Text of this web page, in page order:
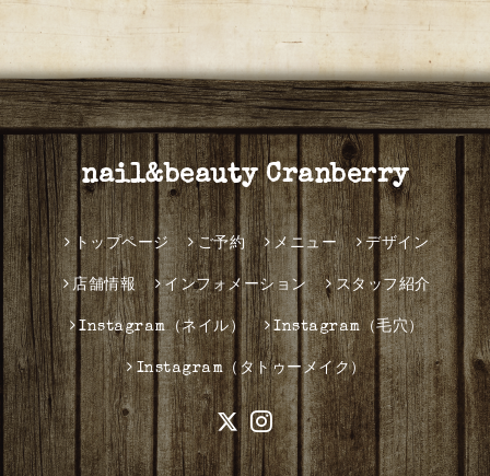
nail&beauty Cranberry
トップページ ご予約 メニュー デザイン
店舗情報 インフォメーション スタッフ紹介
Instagram（ネイル） Instagram（毛穴）
Instagram（タトゥーメイク）